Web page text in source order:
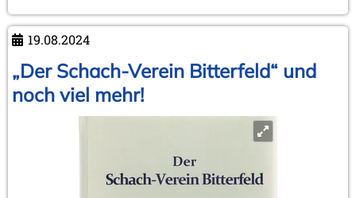
Januar 2004 (1 Eintrag)
2003
Dezember 2003 (1 Eintrag)
November 2003 (2 Einträge)
Oktober 2003 (1 Eintrag)
Juli 2003 (1 Eintrag)
November 2002 (1 Eintrag)
Herbert
zum
Buch
Chapais
revolutionäre
Schachmanuskript
19.08.2024
„Der Schach-Verein Bitterfeld“ und
noch viel mehr!